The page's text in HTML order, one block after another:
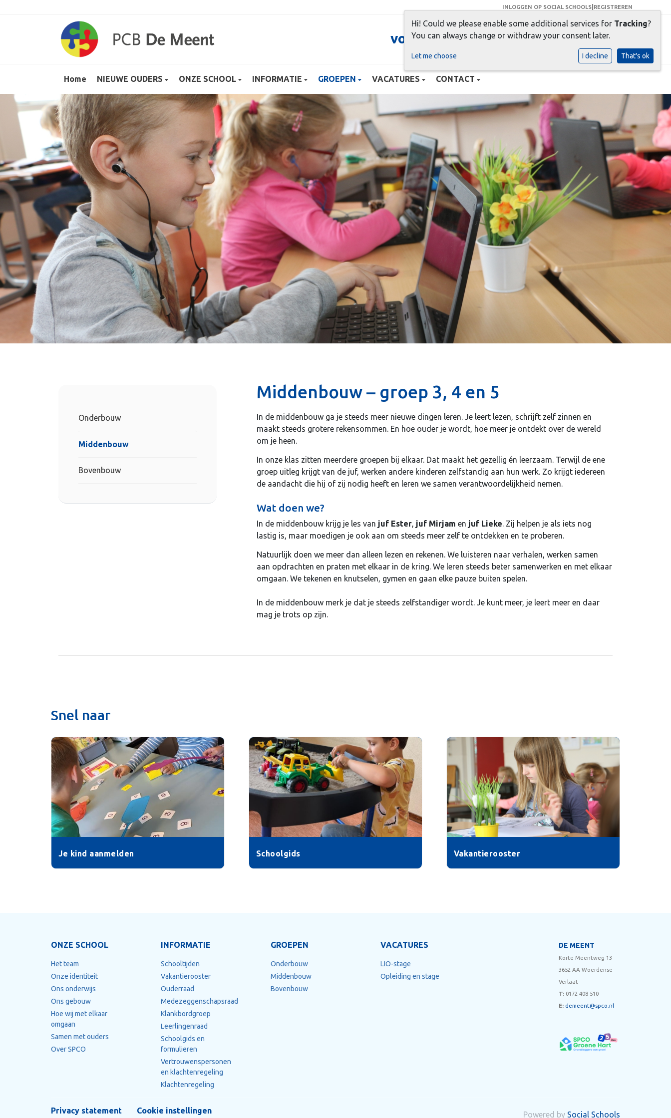
INLOGGEN OP SOCIAL SCHOOLS|REGISTREREN
voor meer dan een goede BASIS !
Home NIEUWE OUDERS ONZE SCHOOL INFORMATIE GROEPEN VACATURES CONTACT
Middenbouw – groep 3, 4 en 5
In de middenbouw ga je steeds meer nieuwe dingen leren. Je leert lezen, schrijft zelf zinnen en
maakt steeds grotere rekensommen. En hoe ouder je wordt, hoe meer je ontdekt over de wereld
om je heen.
In onze klas zitten meerdere groepen bij elkaar. Dat maakt het gezellig én leerzaam. Terwijl de ene
groep uitleg krijgt van de juf, werken andere kinderen zelfstandig aan hun werk. Zo krijgt iedereen
de aandacht die hij of zij nodig heeft en leren we samen verantwoordelijkheid nemen.
Wat doen we?
In de middenbouw krijg je les van juf Ester, juf Mirjam en juf Lieke. Zij helpen je als iets nog
lastig is, maar moedigen je ook aan om steeds meer zelf te ontdekken en te proberen.
Natuurlijk doen we meer dan alleen lezen en rekenen. We luisteren naar verhalen, werken samen
aan opdrachten en praten met elkaar in de kring. We leren steeds beter samenwerken en met elkaar
omgaan. We tekenen en knutselen, gymen en gaan elke pauze buiten spelen.
In de middenbouw merk je dat je steeds zelfstandiger wordt. Je kunt meer, je leert meer en daar
mag je trots op zijn.
Onderbouw
Middenbouw
Bovenbouw
Snel naar
Je kind aanmelden Schoolgids Vakantierooster
ONZE SCHOOL
Het team
Onze identiteit
Ons onderwijs
Ons gebouw
Hoe wij met elkaar
omgaan
Samen met ouders
Over SPCO
INFORMATIE
Schooltijden
Vakantierooster
Ouderraad
Medezeggenschapsraad
Klankbordgroep
Leerlingenraad
Schoolgids en
formulieren
Vertrouwenspersonen
en klachtenregeling
Klachtenregeling
GROEPEN
Onderbouw
Middenbouw
Bovenbouw
VACATURES
LIO-stage
Opleiding en stage
DE MEENT
Korte Meentweg 13
3652 AA Woerdense
Verlaat
T:0172 408 510
E: demeent@spco.nl
Privacy statement Cookie instellingen Powered by Social Schools
Hi! Could we please enable some additional services for Tracking?
You can always change or withdraw your consent later.
Let me choose I decline That's ok